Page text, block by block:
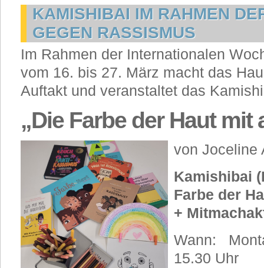
KAMISHIBAI IM RAHMEN
GEGEN RASSISMUS
Im Rahmen der Internationalen
vom 16. bis 27. März macht das
Auftakt und veranstaltet das
„Die Farbe der Haut mit
von Joceline
Kamishibai
Farbe der
+
Wann:
15.30 Uhr